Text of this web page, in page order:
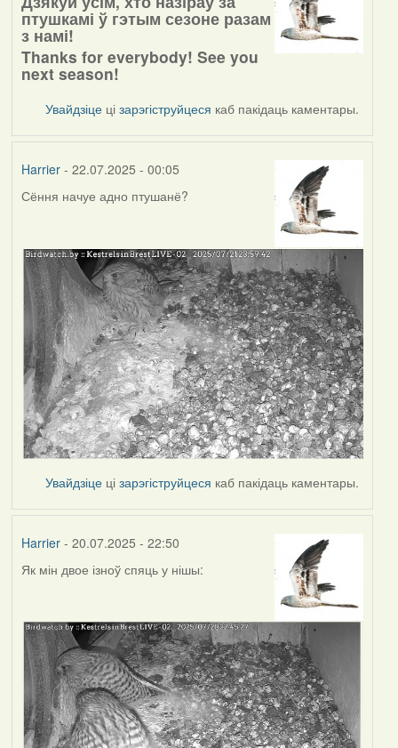
птушкамі ў гэтым сезоне разам
з намі!
Thanks for everybody! See you
next season!
Увайдзіце цізарэгіструйцеся каб пакідаць каментары.
Harrier- 22.07.2025 - 00:05
Сёння начуе адно птушанё?
Увайдзіце цізарэгіструйцеся каб пакідаць каментары.
Harrier- 20.07.2025 - 22:50
Як мін двое ізноў спяць у нішы: